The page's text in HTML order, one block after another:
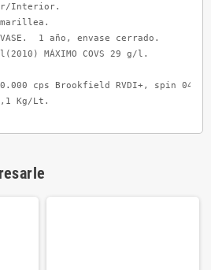
Interior.
amarillea.
1 año, envase cerrado.
MÁXIMO COVS 29 g/l.
cps Brookfield RVDI+, spin 04
Kg/Lt.